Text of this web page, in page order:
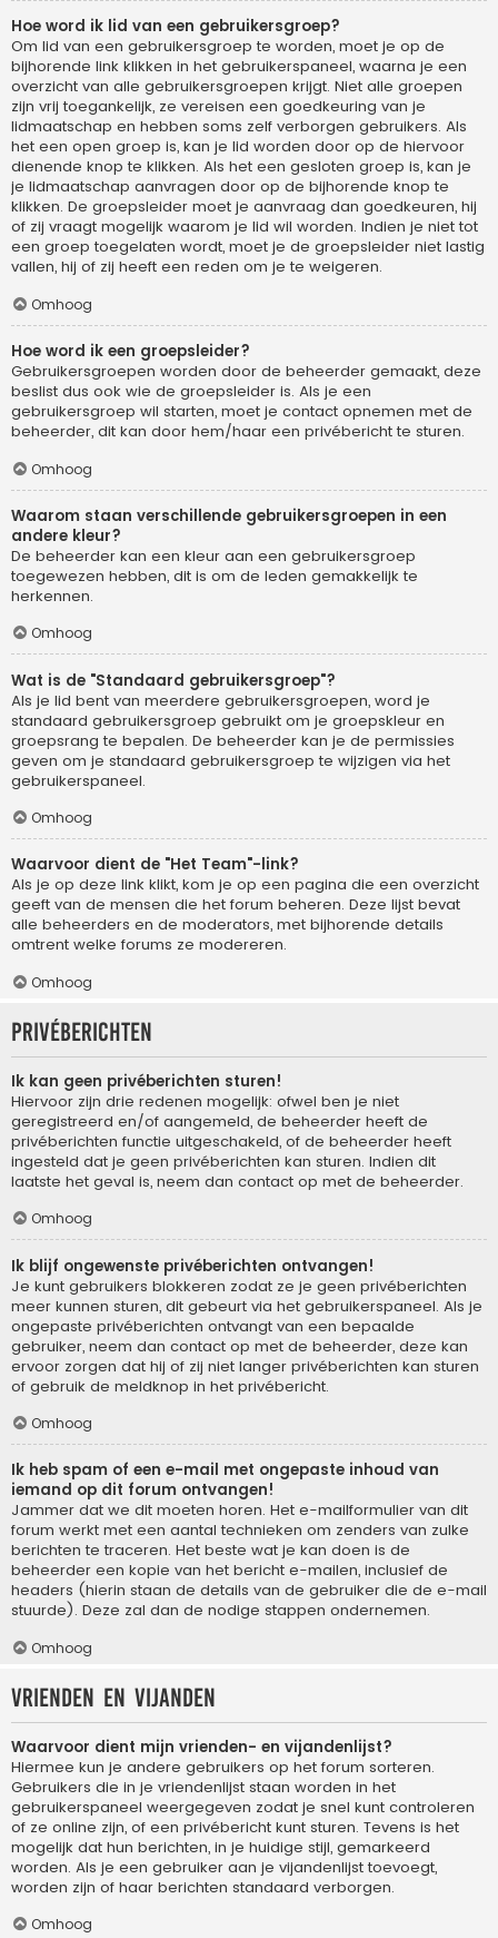
Hoe word ik lid van een gebruikersgroep?
Om lid van een gebruikersgroep te worden, moet je op de
bijhorende link klikken in het gebruikerspaneel, waarna je een
overzicht van alle gebruikersgroepen krijgt. Niet alle groepen
zijn vrij toegankelijk, ze vereisen een goedkeuring van je
lidmaatschap en hebben soms zelf verborgen gebruikers. Als
het een open groep is, kan je lid worden door op de hiervoor
dienende knop te klikken. Als het een gesloten groep is, kan je
je lidmaatschap aanvragen door op de bijhorende knop te
klikken. De groepsleider moet je aanvraag dan goedkeuren, hij
of zij vraagt mogelijk waarom je lid wil worden. Indien je niet tot
een groep toegelaten wordt, moet je de groepsleider niet lastig
vallen, hij of zij heeft een reden om je te weigeren.
Omhoog
Hoe word ik een groepsleider?
Gebruikersgroepen worden door de beheerder gemaakt, deze
beslist dus ook wie de groepsleider is. Als je een
gebruikersgroep wil starten, moet je contact opnemen met de
beheerder, dit kan door hem/haar een privébericht te sturen.
Omhoog
Waarom staan verschillende gebruikersgroepen in een
andere kleur?
De beheerder kan een kleur aan een gebruikersgroep
toegewezen hebben, dit is om de leden gemakkelijk te
herkennen.
Omhoog
Wat is de "Standaard gebruikersgroep"?
Als je lid bent van meerdere gebruikersgroepen, word je
standaard gebruikersgroep gebruikt om je groepskleur en
groepsrang te bepalen. De beheerder kan je de permissies
geven om je standaard gebruikersgroep te wijzigen via het
gebruikerspaneel.
Omhoog
Waarvoor dient de "Het Team"-link?
Als je op deze link klikt, kom je op een pagina die een overzicht
geeft van de mensen die het forum beheren. Deze lijst bevat
alle beheerders en de moderators, met bijhorende details
omtrent welke forums ze modereren.
Omhoog
Privéberichten
Ik kan geen privéberichten sturen!
Hiervoor zijn drie redenen mogelijk: ofwel ben je niet
geregistreerd en/of aangemeld, de beheerder heeft de
privéberichten functie uitgeschakeld, of de beheerder heeft
ingesteld dat je geen privéberichten kan sturen. Indien dit
laatste het geval is, neem dan contact op met de beheerder.
Omhoog
Ik blijf ongewenste privéberichten ontvangen!
Je kunt gebruikers blokkeren zodat ze je geen privéberichten
meer kunnen sturen, dit gebeurt via het gebruikerspaneel. Als je
ongepaste privéberichten ontvangt van een bepaalde
gebruiker, neem dan contact op met de beheerder, deze kan
ervoor zorgen dat hij of zij niet langer privéberichten kan sturen
of gebruik de meldknop in het privébericht.
Omhoog
Ik heb spam of een e-mail met ongepaste inhoud van
iemand op dit forum ontvangen!
Jammer dat we dit moeten horen. Het e-mailformulier van dit
forum werkt met een aantal technieken om zenders van zulke
berichten te traceren. Het beste wat je kan doen is de
beheerder een kopie van het bericht e-mailen, inclusief de
headers (hierin staan de details van de gebruiker die de e-mail
stuurde). Deze zal dan de nodige stappen ondernemen.
Omhoog
Vrienden en vijanden
Waarvoor dient mijn vrienden- en vijandenlijst?
Hiermee kun je andere gebruikers op het forum sorteren.
Gebruikers die in je vriendenlijst staan worden in het
gebruikerspaneel weergegeven zodat je snel kunt controleren
of ze online zijn, of een privébericht kunt sturen. Tevens is het
mogelijk dat hun berichten, in je huidige stijl, gemarkeerd
worden. Als je een gebruiker aan je vijandenlijst toevoegt,
worden zijn of haar berichten standaard verborgen.
Omhoog